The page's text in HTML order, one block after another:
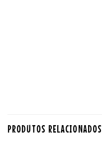
PRODUTOS RELACIONADOS